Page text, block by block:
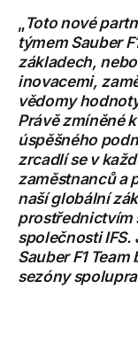
Toto nové
týmem Sauber
základech,
inovacemi,
vědomy
Právě zmíněné
úspěšného
zrcadlí se v
zaměstnanců a
naší globální
prostřednictvím
společnosti IFS.
Sauber F1
sezóny